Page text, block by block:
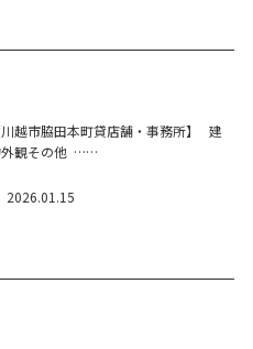
川越市脇田本町貸店舗・事務所】 建
観その他 ……
2026.01.15